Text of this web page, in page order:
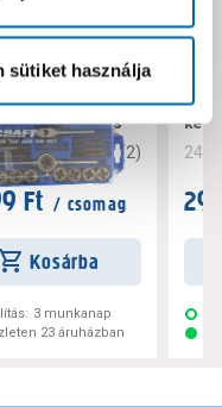
sütiket használja
és
20db-os
1.5 (2)
Ft / csomag
Kosárba
3 munkanap
23 áruházban